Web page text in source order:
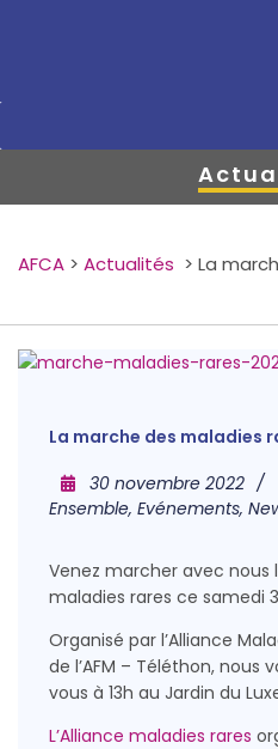
AFCA > Actualités > La
La marche des maladies
30 novembre 2022
Ensemble, Evénements,
Venez marcher avec nous
maladies rares ce samedi
Organisé par l’Alliance
de l’AFM – Téléthon, nous
vous à 13h au Jardin du
L’Alliance maladies rares